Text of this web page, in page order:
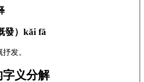
） kǎi fā
发。
字义分解